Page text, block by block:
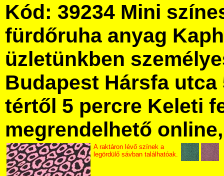
Kód: 39234 Mini
fürdőruha anyag
üzletünkben
Budapest Hársfa utca
tértől 5 percre Keleti
megrendelhető
A raktáron lévő színek a
legördülő sávban találhatóak.